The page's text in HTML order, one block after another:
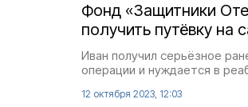
Фонд «Защитники
получить путёвку на
Иван получил серьёзное
операции и нуждается в
12 октября 2023, 12:03